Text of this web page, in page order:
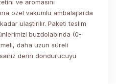
ve aromasını
özel vakumlu ambalajlarda
ulaştırılır. Paketi teslim
buzdolabında (0-
daha uzun süreli
derin dondurucuyu